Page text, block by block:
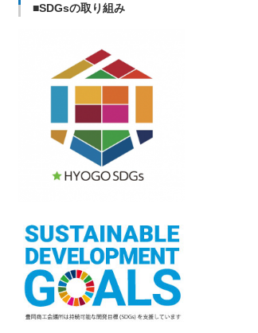
■SDGsの取り組み